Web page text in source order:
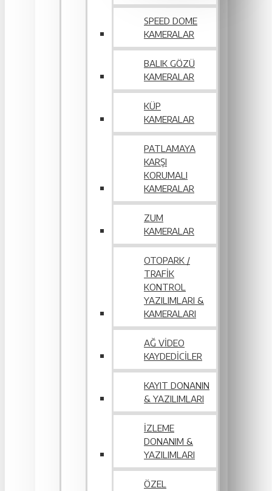
SPEED DOME
KAMERALAR
BALIK GÖZÜ
KAMERALAR
KÜP
KAMERALAR
PATLAMAYA
KARŞI
KORUMALI
KAMERALAR
ZUM
KAMERALAR
OTOPARK /
TRAFIK
KONTROL
YAZILIMLARI &
KAMERALARI
AĞ VIDEO
KAYDEDICILER
KAYIT DONANIN
& YAZILIMLARI
İZLEME
DONANIM &
YAZILIMLARI
ÖZEL